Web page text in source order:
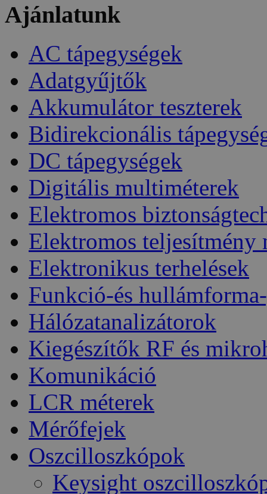
Ajánlatunk
AC tápegységek
Adatgyűjtők
Akkumulátor teszterek
Bidirekcionális
DC tápegységek
Digitális multiméterek
Elektromos
Elektromos teljesítmény
Elektronikus terhelések
Funkció-és
Hálózatanalizátorok
Kiegészítők RF és
Komunikáció
LCR méterek
Mérőfejek
Oszcilloszkópok
Keysight